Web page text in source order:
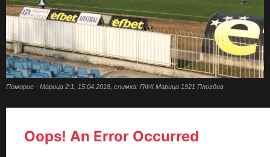
Поморие - Марица 2:1, 15.04.2018, снимка: ПФК Марица 1921 Пловдив